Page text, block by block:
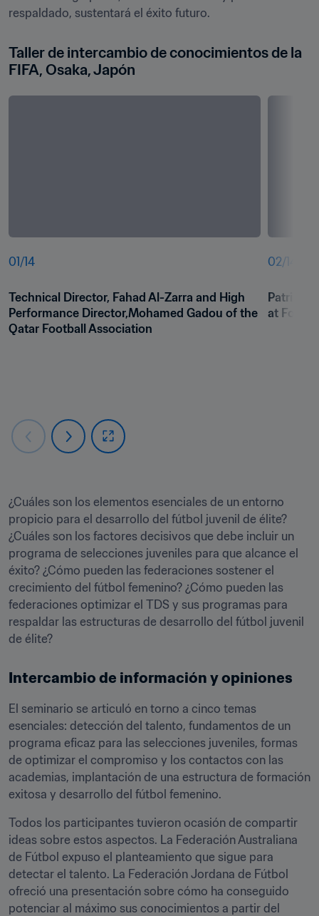
respaldado, sustentará el éxito futuro.
Taller de intercambio de conocimientos de la
FIFA, Osaka, Japón
01 /14
Technical Director, Fahad Al-Zarra and High
Performance Director,Mohamed Gadou of the
Qatar Football Association
02/14
Patrick
at
¿Cuáles son los elementos esenciales de un entorno
propicio para el desarrollo del fútbol juvenil de élite?
¿Cuáles son los factores decisivos que debe incluir un
programa de selecciones juveniles para que alcance el
éxito? ¿Cómo pueden las federaciones sostener el
crecimiento del fútbol femenino? ¿Cómo pueden las
federaciones optimizar el TDS y sus programas para
respaldar las estructuras de desarrollo del fútbol juvenil
de élite?
Intercambio de información y opiniones
El seminario se articuló en torno a cinco temas
esenciales: detección del talento, fundamentos de un
programa eficaz para las selecciones juveniles, formas
de optimizar el compromiso y los contactos con las
academias, implantación de una estructura de formación
exitosa y desarrollo del fútbol femenino.
Todos los participantes tuvieron ocasión de compartir
ideas sobre estos aspectos. La Federación Australiana
de Fútbol expuso el planteamiento que sigue para
detectar el talento. La Federación Jordana de Fútbol
ofreció una presentación sobre cómo ha conseguido
potenciar al máximo sus conocimientos a partir del